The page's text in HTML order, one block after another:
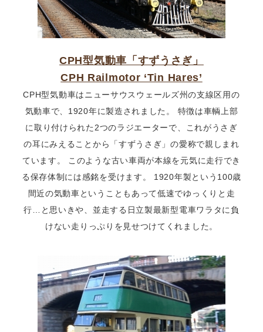
CPH型気動車「すずうさぎ」
CPH Railmotor ‘Tin Hares’
CPH型気動車はニューサウスウェールズ州の支線区用の
気動車で、1920年に製造されました。 特徴は車輌上部
に取り付けられた2つのラジエーターで、これがうさぎ
の耳にみえることから「すずうさぎ」の愛称で親しまれ
ています。 このような古い車両が本線を元気に走行でき
る保存体制には感銘を受けます。 1920年製という100歳
間近の気動車ということもあって低速でゆっくりと走
行…と思いきや、並走する日立製最新型電車ワラタに負
けない走りっぷりを見せつけてくれました。